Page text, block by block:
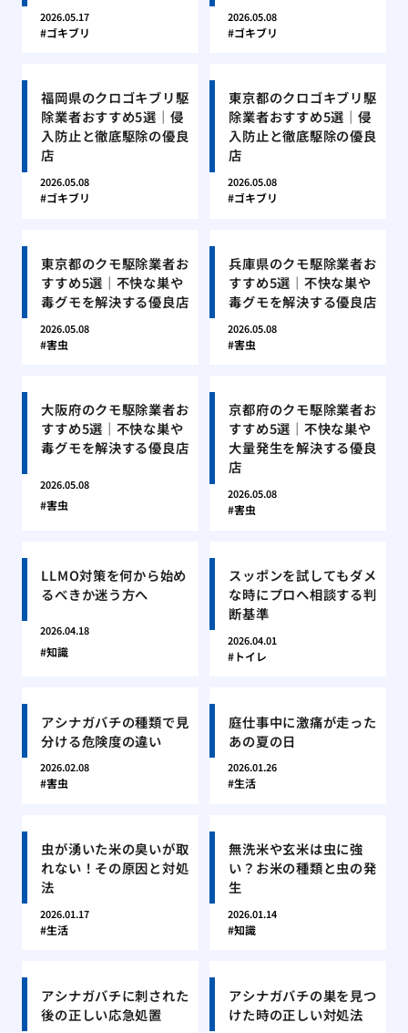
2026.05.17
ゴキブリ
2026.05.08
ゴキブリ
福岡県のクロゴキブリ駆
除業者おすすめ5選｜侵
入防止と徹底駆除の優良
店
2026.05.08
ゴキブリ
東京都のクロゴキブリ駆
除業者おすすめ5選｜侵
入防止と徹底駆除の優良
店
2026.05.08
ゴキブリ
東京都のクモ駆除業者お
すすめ5選｜不快な巣や
毒グモを解決する優良店
2026.05.08
害虫
兵庫県のクモ駆除業者お
すすめ5選｜不快な巣や
毒グモを解決する優良店
2026.05.08
害虫
大阪府のクモ駆除業者お
すすめ5選｜不快な巣や
毒グモを解決する優良店
2026.05.08
害虫
京都府のクモ駆除業者お
すすめ5選｜不快な巣や
大量発生を解決する優良
店
2026.05.08
害虫
LLMO対策を何から始め
るべきか迷う方へ
2026.04.18
知識
スッポンを試してもダメ
な時にプロへ相談する判
断基準
2026.04.01
トイレ
アシナガバチの種類で見
分ける危険度の違い
2026.02.08
害虫
庭仕事中に激痛が走った
あの夏の日
2026.01.26
生活
虫が湧いた米の臭いが取
れない！その原因と対処
法
2026.01.17
生活
無洗米や玄米は虫に強
い？お米の種類と虫の発
生
2026.01.14
知識
アシナガバチに刺された
後の正しい応急処置
アシナガバチの巣を見つ
けた時の正しい対処法